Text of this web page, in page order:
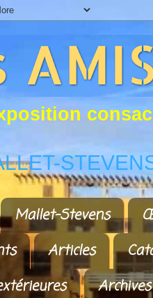
position consac
Mallet-Stevens
Articles